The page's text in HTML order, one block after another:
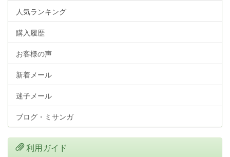
人気ランキング
購入履歴
お客様の声
新着メール
迷子メール
ブログ・ミサンガ
利用ガイド